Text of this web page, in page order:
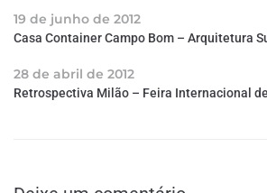
19 de junho de 2012
Casa Container Campo Bom – Arquitetura
28 de abril de 2012
Retrospectiva Milão – Feira Internacional